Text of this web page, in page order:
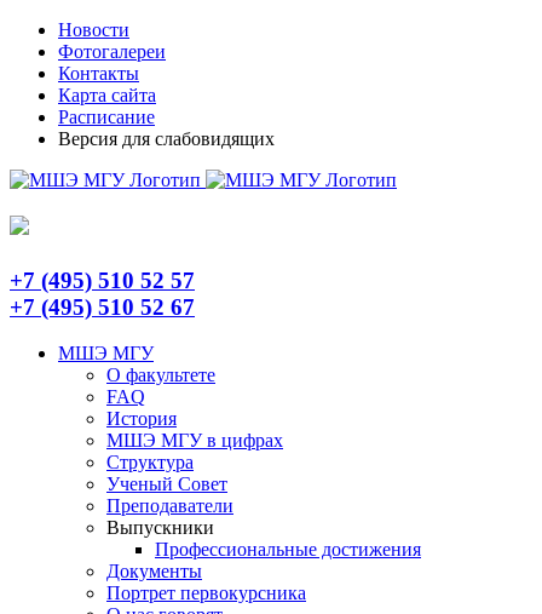
Skip
content
TelegramНовости
Фотогалереи
Контакты
Карта сайта
Расписание
Версия для слабовидящих
+7 (495) 510 52 57
+7 (495) 510 52 67
МШЭ МГУ
О факультете
FAQ
История
МШЭ МГУ в цифрах
Структура
Ученый Совет
Преподаватели
Выпускники
Профессиональные достижения
Документы
Портрет первокурсника